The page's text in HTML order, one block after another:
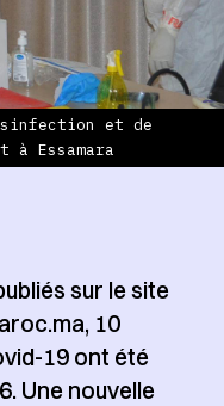
et de
Essamara
sur le site
10
19 ont été
Une nouvelle